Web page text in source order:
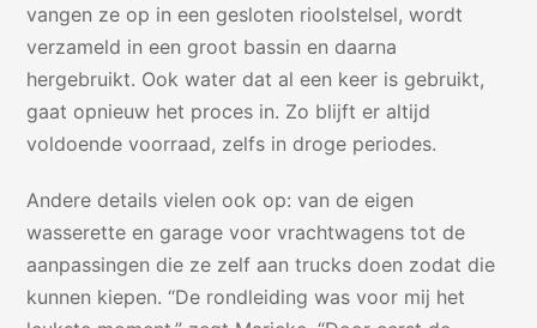
vangen ze op in een gesloten rioolstelsel, wordt
verzameld in een groot bassin en daarna
hergebruikt. Ook water dat al een keer is gebruikt,
gaat opnieuw het proces in. Zo blijft er altijd
voldoende voorraad, zelfs in droge periodes.
Andere details vielen ook op: van de eigen
wasserette en garage voor vrachtwagens tot de
aanpassingen die ze zelf aan trucks doen zodat die
kunnen kiepen. “De rondleiding was voor mij het